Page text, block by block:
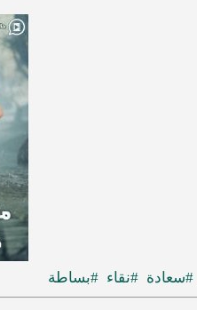
#سعادة #نقاء #بساطة